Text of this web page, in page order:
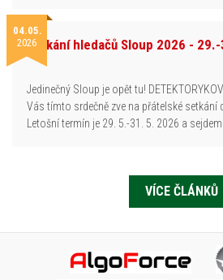
04.05.
2026Setkání hledačů Sloup 2026 -
Jedinečný Sloup je opět tu!
Vás tímto srdečně zve na přátelské setkání
Letošní termín je 29. 5.-31. 5. 2026 a
VÍCE ČLÁNKŮ